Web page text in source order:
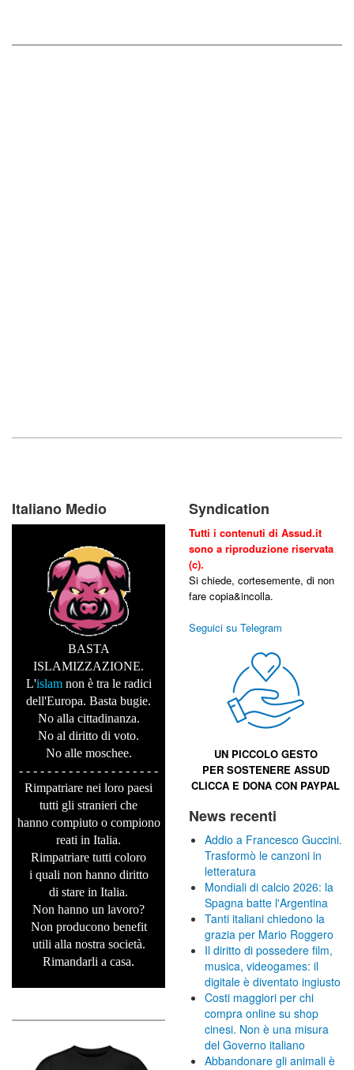
Italiano Medio
BASTA
ISLAMIZZAZIONE.
L'islam non è tra le radici
dell'Europa. Basta bugie.
No alla cittadinanza.
No al diritto di voto.
No alle moschee.
- - - - - - - - - - - - - - - - - - - -
Rimpatriare nei loro paesi
tutti gli stranieri che
hanno compiuto o compiono
reati in Italia.
Rimpatriare tutti coloro
i quali non hanno diritto
di stare in Italia.
Non hanno un lavoro?
Non producono benefit
utili alla nostra società.
Rimandarli a casa.
Syndication
Tutti i contenuti di Assud.it
sono a riproduzione riservata
(c).
Si chiede, cortesemente, di non
fare copia&incolla.
Seguici su Telegram
UN PICCOLO GESTO
PER SOSTENERE ASSUD
CLICCA E DONA CON PAYPAL
News recenti
Addio a Francesco Guccini.
Trasformò le canzoni in
letteratura
Mondiali di calcio 2026: la
Spagna batte l'Argentina
Tanti italiani chiedono la
grazia per Mario Roggero
Il diritto di possedere film,
musica, videogames: il
digitale è diventato ingiusto
Costi maggiori per chi
compra online su shop
cinesi. Non è una misura
del Governo italiano
Abbandonare gli animali è